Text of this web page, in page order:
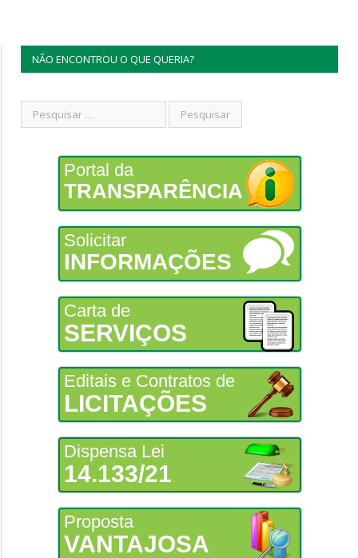
NÃO ENCONTROU O QUE QUERIA?
Portal da
TRANSPARÊNCIA
Solicitar
INFORMAÇÕES
Carta de
SERVIÇOS
Editais e Contratos de
LICITAÇÕES
Dispensa Lei
14.133/21
Proposta
VANTAJOSA